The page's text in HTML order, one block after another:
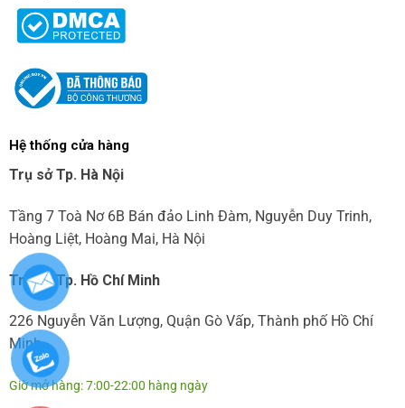
Hệ thống cửa hàng
Trụ sở Tp. Hà Nội
Tầng 7 Toà Nơ 6B Bán đảo Linh Đàm, Nguyễn Duy Trinh,
Hoàng Liệt, Hoàng Mai, Hà Nội
Trụ sở Tp. Hồ Chí Minh
226 Nguyễn Văn Lượng, Quận Gò Vấp, Thành phố Hồ Chí
Minh
Giờ mở hàng: 7:00-22:00 hàng ngày